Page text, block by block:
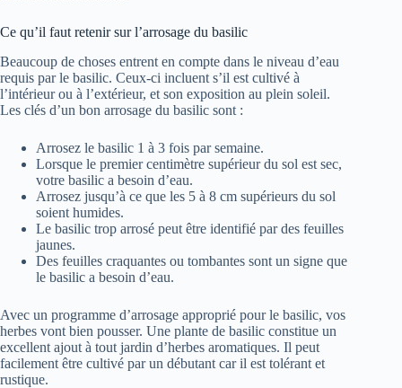
Ce qu’il faut retenir sur l’arrosage du basilic
Beaucoup de choses entrent en compte dans le niveau d’eau
requis par le basilic. Ceux-ci incluent s’il est cultivé à
l’intérieur ou à l’extérieur, et son exposition au plein soleil.
Les clés d’un bon arrosage du basilic sont :
Arrosez le basilic 1 à 3 fois par semaine.
Lorsque le premier centimètre supérieur du sol est sec,
votre basilic a besoin d’eau.
Arrosez jusqu’à ce que les 5 à 8 cm supérieurs du sol
soient humides.
Le basilic trop arrosé peut être identifié par des feuilles
jaunes.
Des feuilles craquantes ou tombantes sont un signe que
le basilic a besoin d’eau.
Avec un programme d’arrosage approprié pour le basilic, vos
herbes vont bien pousser. Une plante de basilic constitue un
excellent ajout à tout jardin d’herbes aromatiques. Il peut
facilement être cultivé par un débutant car il est tolérant et
rustique.